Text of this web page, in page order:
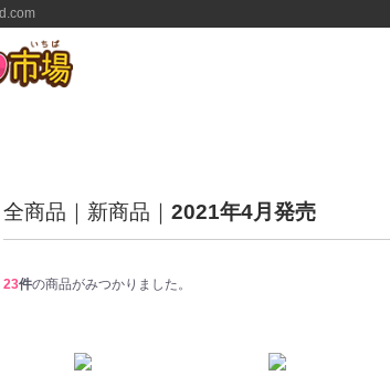
全商品 新商品 2021年4月発売
23件の商品がみつかりました。